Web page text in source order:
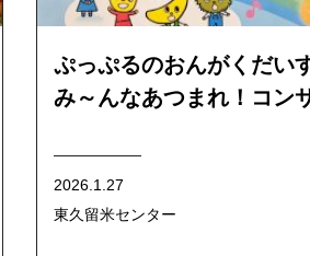
ぷっぷるのおんがくだい
み～んなあつまれ！コン
2026.1.27
東久留米センター